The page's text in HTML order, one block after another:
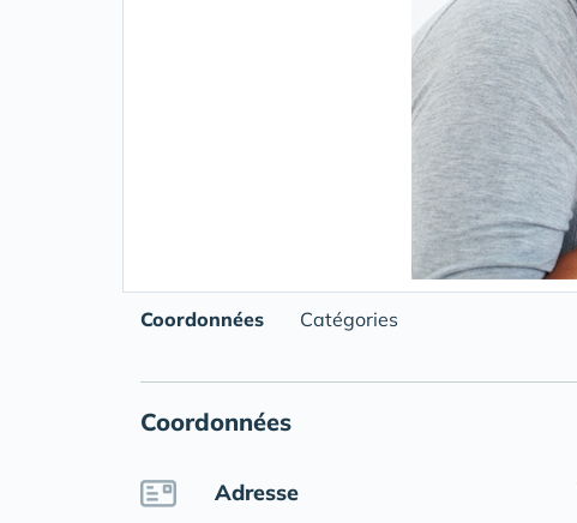
Coordonnées Catégories
Coordonnées
Adresse